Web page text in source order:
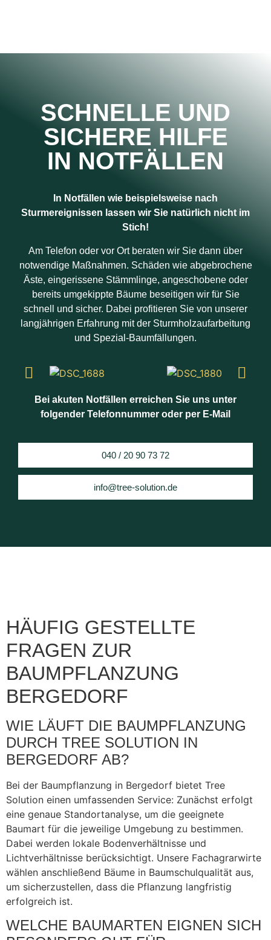
SCHNELLE UND
SICHERE HILFE
IN NOTFÄLLEN
In Notfällen wie beispielsweise nach
Sturmereignissen lassen wir Sie natürlich nicht im
Stich!
Am Telefon oder vor Ort beraten wir Sie dann über
notwendige Maßnahmen. Schäden wie abgebrochene
Äste, eingerissene Stämmlinge, angeschobene oder
bereits umgekippte Bäume beseitigen wir für Sie
schnell und sicher. Dabei profitieren Sie von unserer
langjährigen Erfahrung mit der Sturmholzaufarbeitung
und Spezial-Baumfällungen.
Bei akuten Notfällen erreichen Sie uns unter
folgender Telefonnummer oder per E-Mail
040 / 20 90 73 72
info@tree-solution.de
HÄUFIG GESTELLTE
FRAGEN ZUR
BAUMPFLANZUNG
BERGEDORF
WIE LÄUFT DIE BAUMPFLANZUNG
DURCH TREE SOLUTION IN
BERGEDORF AB?
Bei der Baumpflanzung in Bergedorf bietet Tree
Solution einen umfassenden Service: Zunächst erfolgt
eine genaue Standortanalyse, um die geeignete
Baumart für die jeweilige Umgebung zu bestimmen.
Dabei werden lokale Bodenverhältnisse und
Lichtverhältnisse berücksichtigt. Unsere Fachagrarwirte
wählen anschließend Bäume in Baumschulqualität aus,
um sicherzustellen, dass die Pflanzung langfristig
erfolgreich ist.
WELCHE BAUMARTEN EIGNEN SICH